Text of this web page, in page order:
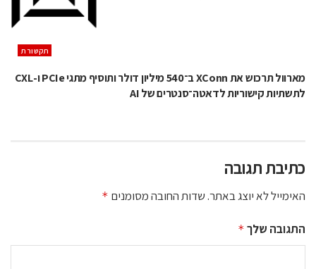
תקשורת
מארוול תרכוש את XConn ב־540 מיליון דולר ותוסיף מתגי PCIe ו-CXL
לתשתיות קישוריות לדאטה־סנטרים של AI
כתיבת תגובה
האימייל לא יוצג באתר.שדות החובה מסומנים *
התגובה שלך *